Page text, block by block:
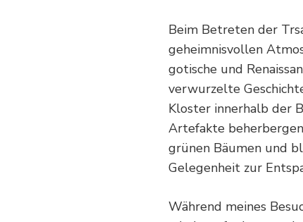
Beim Betreten der
geheimnisvollen
gotische und
verwurzelte
Kloster innerhalb der
Artefakte
grünen Bäumen und
Gelegenheit zur
Während meines